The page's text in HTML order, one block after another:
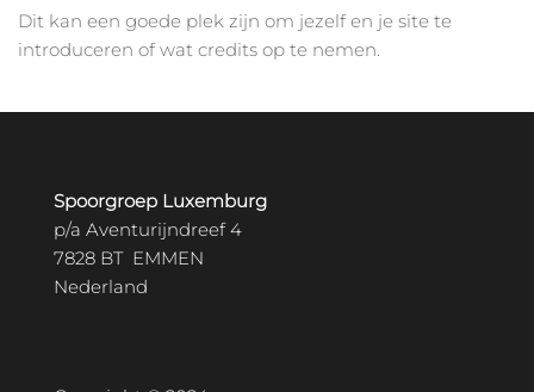
Dit kan een goede plek zijn om jezelf en je site te
introduceren of wat credits op te nemen.
Spoorgroep Luxemburg
p/a Aventurijndreef 4
7828 BT EMMEN
Nederland